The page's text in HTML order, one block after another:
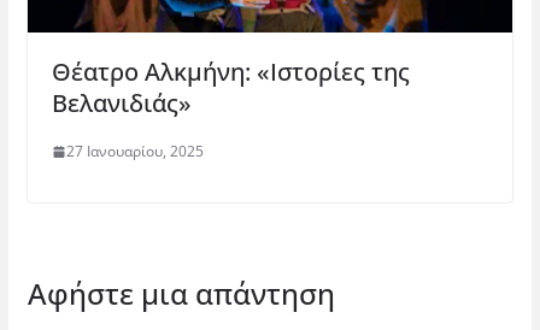
Θέατρο Αλκμήνη: «Ιστορίες της
Βελανιδιάς»
27 Ιανουαρίου, 2025
Αφήστε μια απάντηση